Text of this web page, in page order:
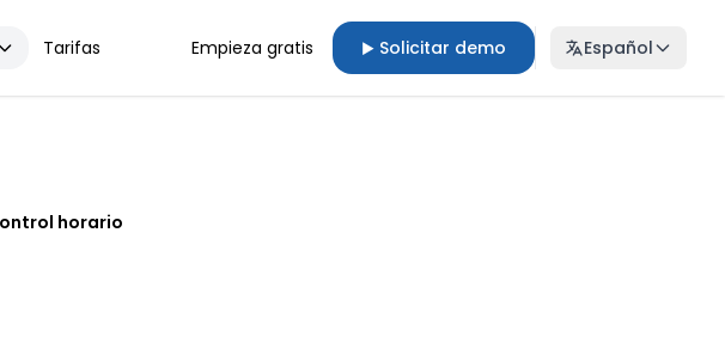
Tarifas Empieza gratis ▶ Solicitar demo Español
horario